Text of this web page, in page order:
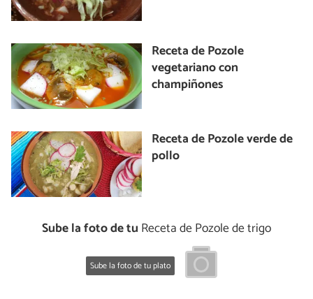
Receta de Pozole
vegetariano con
champiñones
Receta de Pozole verde de
pollo
Sube la foto de tu Receta de Pozole de trigo
Sube la foto de tu plato